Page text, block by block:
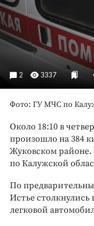
Спорт
Экономика и
ПРОЕКТЫ
Блоги
Издания
Медиаперсона
Интересное
Бренд года
Работодатель
2 3337
Фото: ГУ МЧС по
Около 18:10 в
произошло на 384
Жуковском
по Калужской
По
Истье столкнулись
легковой